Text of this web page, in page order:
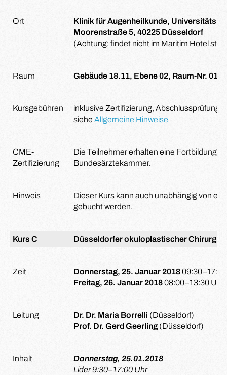
Ort
Klinik für Augenheilkunde,
Moorenstraße 5, 40225 Düsseldorf
(Achtung: findet nicht im Maritim Hotel
Raum Gebäude 18.11, Ebene 02, Raum-Nr.
Kursgebühren
inklusive Zertifizierung, Abschlussprüfung,
siehe Allgemeine Hinweise
CME-
Zertifizierung
Die Teilnehmer erhalten eine
Bundesärztekammer.
Hinweis
Dieser Kurs kann auch unabhängig von
gebucht werden.
Kurs C Düsseldorfer okuloplastischer
Zeit Donnerstag, 25. Januar 2018
Freitag, 26. Januar 201808:00–13:30 Uhr
Leitung Dr. Dr. Maria Borrelli (Düsseldorf)
Prof. Dr. Gerd Geerling(Düsseldorf)
Inhalt
Donnerstag, 25.01.2018
Lider 9:30–17:00 Uhr